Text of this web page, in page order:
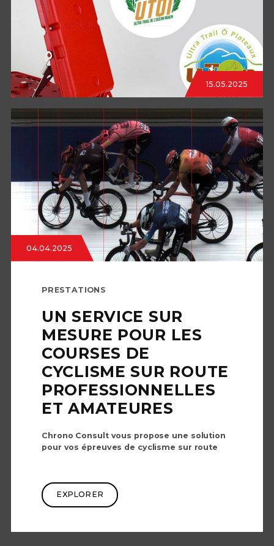
15.05.2025
04.04.2025
PRESTATIONS
UN SERVICE SUR
MESURE POUR LES
COURSES DE
CYCLISME SUR ROUTE
PROFESSIONNELLES
ET AMATEURES
Chrono Consult vous propose une solution
pour vos épreuves de cyclisme sur route
EXPLORER